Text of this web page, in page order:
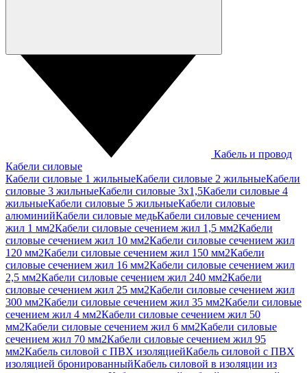
Кабель и провод
Кабели силовые
Кабели силовые 1 жильныеКабели силовые 2 жильныеКабели
силовые 3 жильныеКабели силовые 3х1,5Кабели силовые 4
жильныеКабели силовые 5 жильныеКабели силовые
алюминийКабели силовые медьКабели силовые сечением
жил 1 мм2Кабели силовые сечением жил 1,5 мм2Кабели
силовые сечением жил 10 мм2Кабели силовые сечением жил
120 мм2Кабели силовые сечением жил 150 мм2Кабели
силовые сечением жил 16 мм2Кабели силовые сечением жил
2,5 мм2Кабели силовые сечением жил 240 мм2Кабели
силовые сечением жил 25 мм2Кабели силовые сечением жил
300 мм2Кабели силовые сечением жил 35 мм2Кабели силовые
сечением жил 4 мм2Кабели силовые сечением жил 50
мм2Кабели силовые сечением жил 6 мм2Кабели силовые
сечением жил 70 мм2Кабели силовые сечением жил 95
мм2Кабель силовой с ПВХ изоляциейКабель силовой с ПВХ
изоляцией бронированныйКабель силовой в изоляции из